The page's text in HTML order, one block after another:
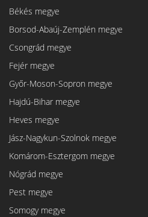
Békés megye
Borsod-Abaúj-Zemplén megye
Csongrád megye
Fejér megye
Győr-Moson-Sopron megye
Hajdú-Bihar megye
Heves megye
Jász-Nagykun-Szolnok megye
Komárom-Esztergom megye
Nógrád megye
Pest megye
Somogy megye